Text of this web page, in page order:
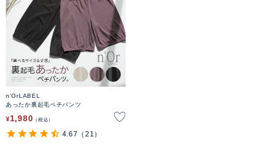
n'OrLABEL
あったか裏起毛ペチパンツ
¥1,980 税込
4.67 （21）